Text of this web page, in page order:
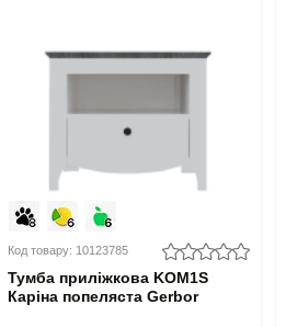
Код товару: 10123785
Тумба приліжкова KOM1S
Каріна попеляста Gerbor